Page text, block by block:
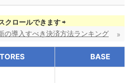
の導入すべき決済方法ランキング
BASE